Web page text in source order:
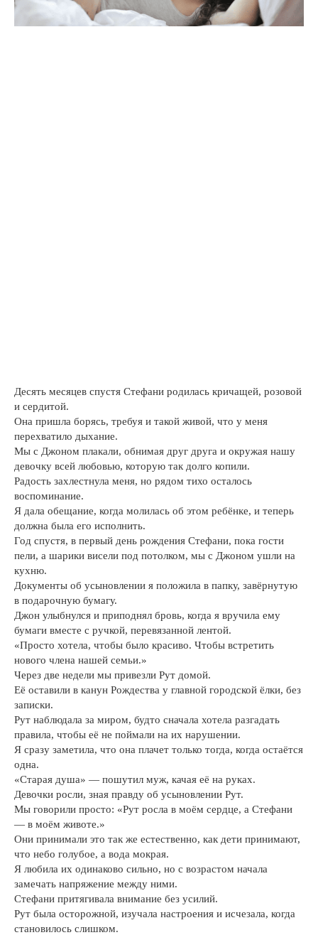
Десять месяцев спустя Стефани родилась кричащей, розовой
и сердитой.
Она пришла борясь, требуя и такой живой, что у меня
перехватило дыхание.
Мы с Джоном плакали, обнимая друг друга и окружая нашу
девочку всей любовью, которую так долго копили.
Радость захлестнула меня, но рядом тихо осталось
воспоминание.
Я дала обещание, когда молилась об этом ребёнке, и теперь
должна была его исполнить.
Год спустя, в первый день рождения Стефани, пока гости
пели, а шарики висели под потолком, мы с Джоном ушли на
кухню.
Документы об усыновлении я положила в папку, завёрнутую
в подарочную бумагу.
Джон улыбнулся и приподнял бровь, когда я вручила ему
бумаги вместе с ручкой, перевязанной лентой.
«Просто хотела, чтобы было красиво. Чтобы встретить
нового члена нашей семьи.»
Через две недели мы привезли Рут домой.
Её оставили в канун Рождества у главной городской ёлки, без
записки.
Рут наблюдала за миром, будто сначала хотела разгадать
правила, чтобы её не поймали на их нарушении.
Я сразу заметила, что она плачет только тогда, когда остаётся
одна.
«Старая душа» — пошутил муж, качая её на руках.
Девочки росли, зная правду об усыновлении Рут.
Мы говорили просто: «Рут росла в моём сердце, а Стефани
— в моём животе.»
Они принимали это так же естественно, как дети принимают,
что небо голубое, а вода мокрая.
Я любила их одинаково сильно, но с возрастом начала
замечать напряжение между ними.
Стефани притягивала внимание без усилий.
Рут была осторожной, изучала настроения и исчезала, когда
становилось слишком.